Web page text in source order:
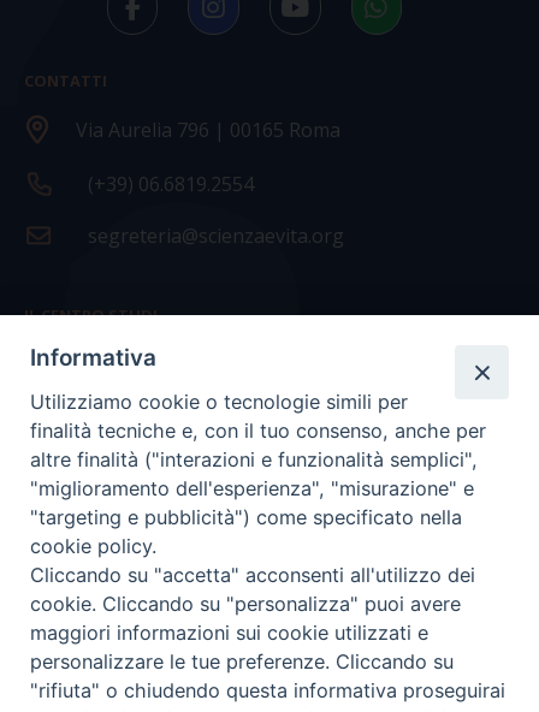
CONTATTI
Via Aurelia 796 | 00165 Roma
(+39) 06.6819.2554
segreteria@scienzaevita.org
IL CENTRO STUDI
La nostra storia
Statuto
Presidenza e ufficio presidenza
Consiglio scientifico
Coordinamento nazionale
COPYRIGHT Scienza & Vita - C.F96600690588- Tutti i
Informativa
Utilizziamo cookie o tecnologie simili per
finalità tecniche e, con il tuo consenso, anche per
altre finalità ("interazioni e funzionalità semplici",
"miglioramento dell'esperienza", "misurazione" e
"targeting e pubblicità") come specificato nella
cookie policy.
Cliccando su "accetta" acconsenti all'utilizzo dei
cookie. Cliccando su "personalizza" puoi avere
maggiori informazioni sui cookie utilizzati e
personalizzare le tue preferenze. Cliccando su
"rifiuta" o chiudendo questa informativa proseguirai